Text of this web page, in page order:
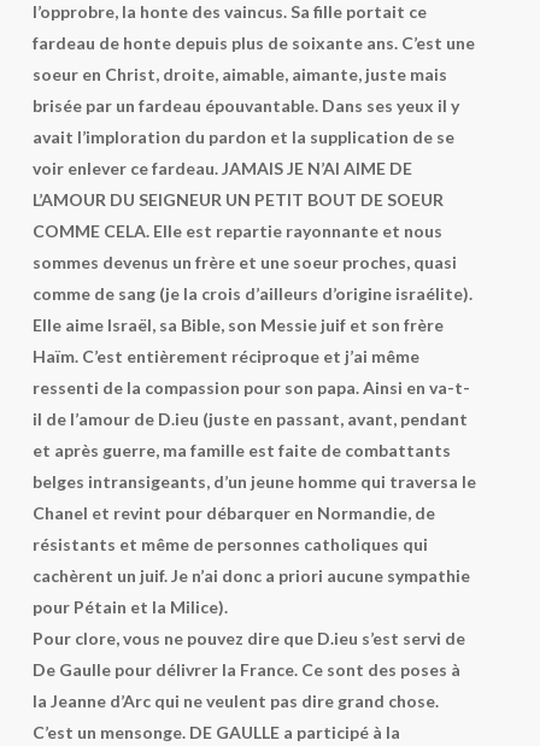
l’opprobre, la honte des vaincus. Sa fille portait ce
fardeau de honte depuis plus de soixante ans. C’est une
soeur en Christ, droite, aimable, aimante, juste mais
brisée par un fardeau épouvantable. Dans ses yeux il y
avait l’imploration du pardon et la supplication de se
voir enlever ce fardeau. JAMAIS JE N’AI AIME DE
L’AMOUR DU SEIGNEUR UN PETIT BOUT DE SOEUR
COMME CELA. Elle est repartie rayonnante et nous
sommes devenus un frère et une soeur proches, quasi
comme de sang (je la crois d’ailleurs d’origine israélite).
Elle aime Israël, sa Bible, son Messie juif et son frère
Haïm. C’est entièrement réciproque et j’ai même
ressenti de la compassion pour son papa. Ainsi en va-t-
il de l’amour de D.ieu (juste en passant, avant, pendant
et après guerre, ma famille est faite de combattants
belges intransigeants, d’un jeune homme qui traversa le
Chanel et revint pour débarquer en Normandie, de
résistants et même de personnes catholiques qui
cachèrent un juif. Je n’ai donc a priori aucune sympathie
pour Pétain et la Milice).
Pour clore, vous ne pouvez dire que D.ieu s’est servi de
De Gaulle pour délivrer la France. Ce sont des poses à
la Jeanne d’Arc qui ne veulent pas dire grand chose.
C’est un mensonge. DE GAULLE a participé à la